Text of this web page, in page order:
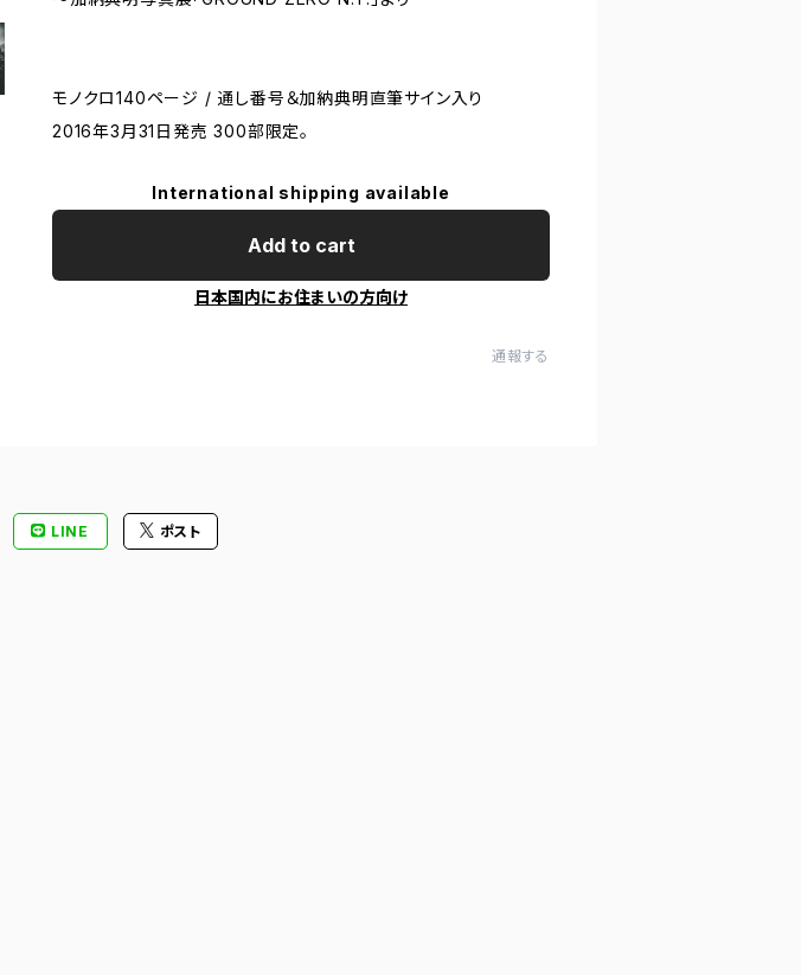
モノクロ140ページ / 通し番号＆加納典明直筆サイン入り
2016年3月31日発売 300部限定。
International shipping available
Add to cart
日本国内にお住まいの方向け
通報する
LINE ポスト